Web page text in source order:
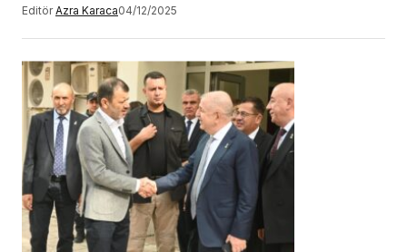
Editör Azra Karaca04/12/2025